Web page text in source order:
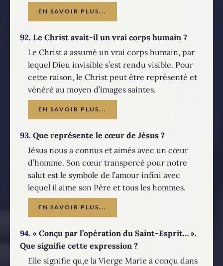
EN SAVOIR PLUS...
92. Le Christ avait-il un vrai corps humain ?
Le Christ a assumé un vrai corps humain, par
lequel Dieu invisible s’est rendu visible. Pour
cette raison, le Christ peut être représenté et
vénéré au moyen d’images saintes.
EN SAVOIR PLUS...
93. Que représente le cœur de Jésus ?
Jésus nous a connus et aimés avec un cœur
d’homme. Son cœur transpercé pour notre
salut est le symbole de l’amour infini avec
lequel il aime son Père et tous les hommes.
EN SAVOIR PLUS...
94. « Conçu par l’opération du Saint-Esprit… ».
Que signifie cette expression ?
Elle signifie qu,e la Vierge Marie a conçu dans